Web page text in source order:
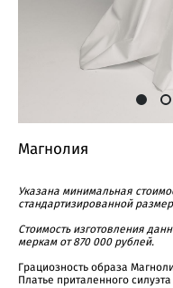
Магнолия
Указана минимальная
стандартизированной
Cтоимость изготовления
меркам от 870 000 рублей.
Грациозность образа
Платье приталенного